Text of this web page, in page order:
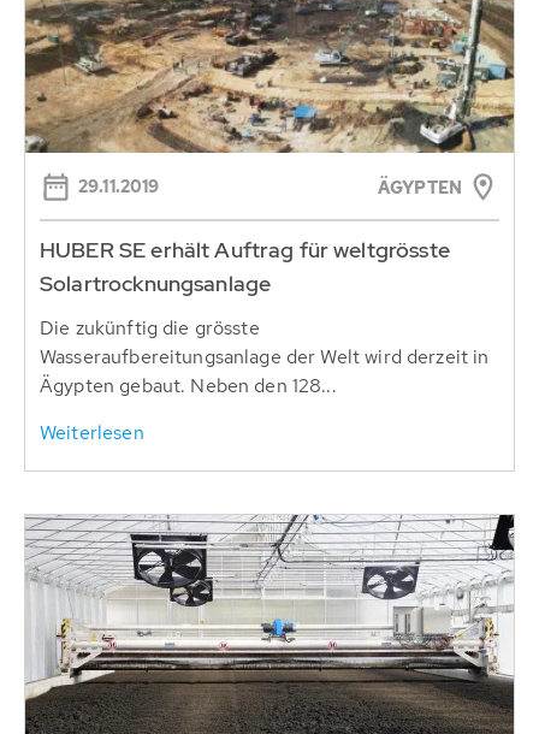
29.11.2019 ÄGYPTEN
HUBER SE erhält Auftrag für weltgrösste
Solartrocknungsanlage
Die zukünftig die grösste
Wasseraufbereitungsanlage der Welt wird derzeit in
Ägypten gebaut. Neben den 128...
Weiterlesen